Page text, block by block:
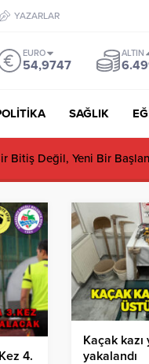
YAZARLAR
EURO
54,9747
ALTIN
SAĞLIK
Bitiş Değil, Yeni Bir
4.
Kaçak
yakalandı